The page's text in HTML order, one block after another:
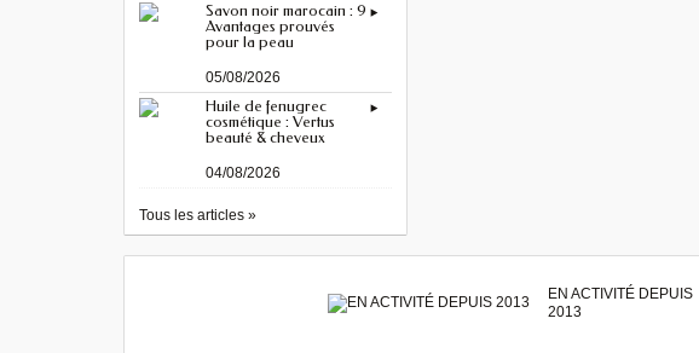
Savon noir marocain : 9
Avantages prouvés
pour la peau
05/08/2026
Huile de fenugrec
cosmétique : Vertus
beauté & cheveux
04/08/2026
Tous les articles »
EN ACTIVITÉ DEPUIS
2013